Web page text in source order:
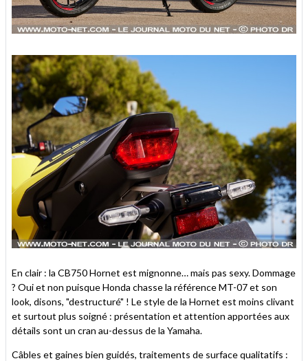
En clair : la CB750 Hornet est mignonne… mais pas sexy. Dommage
? Oui et non puisque Honda chasse la référence MT-07 et son
look, disons, "destructuré" ! Le style de la Hornet est moins clivant
et surtout plus soigné : présentation et attention apportées aux
détails sont un cran au-dessus de la Yamaha.
Câbles et gaines bien guidés, traitements de surface qualitatifs :